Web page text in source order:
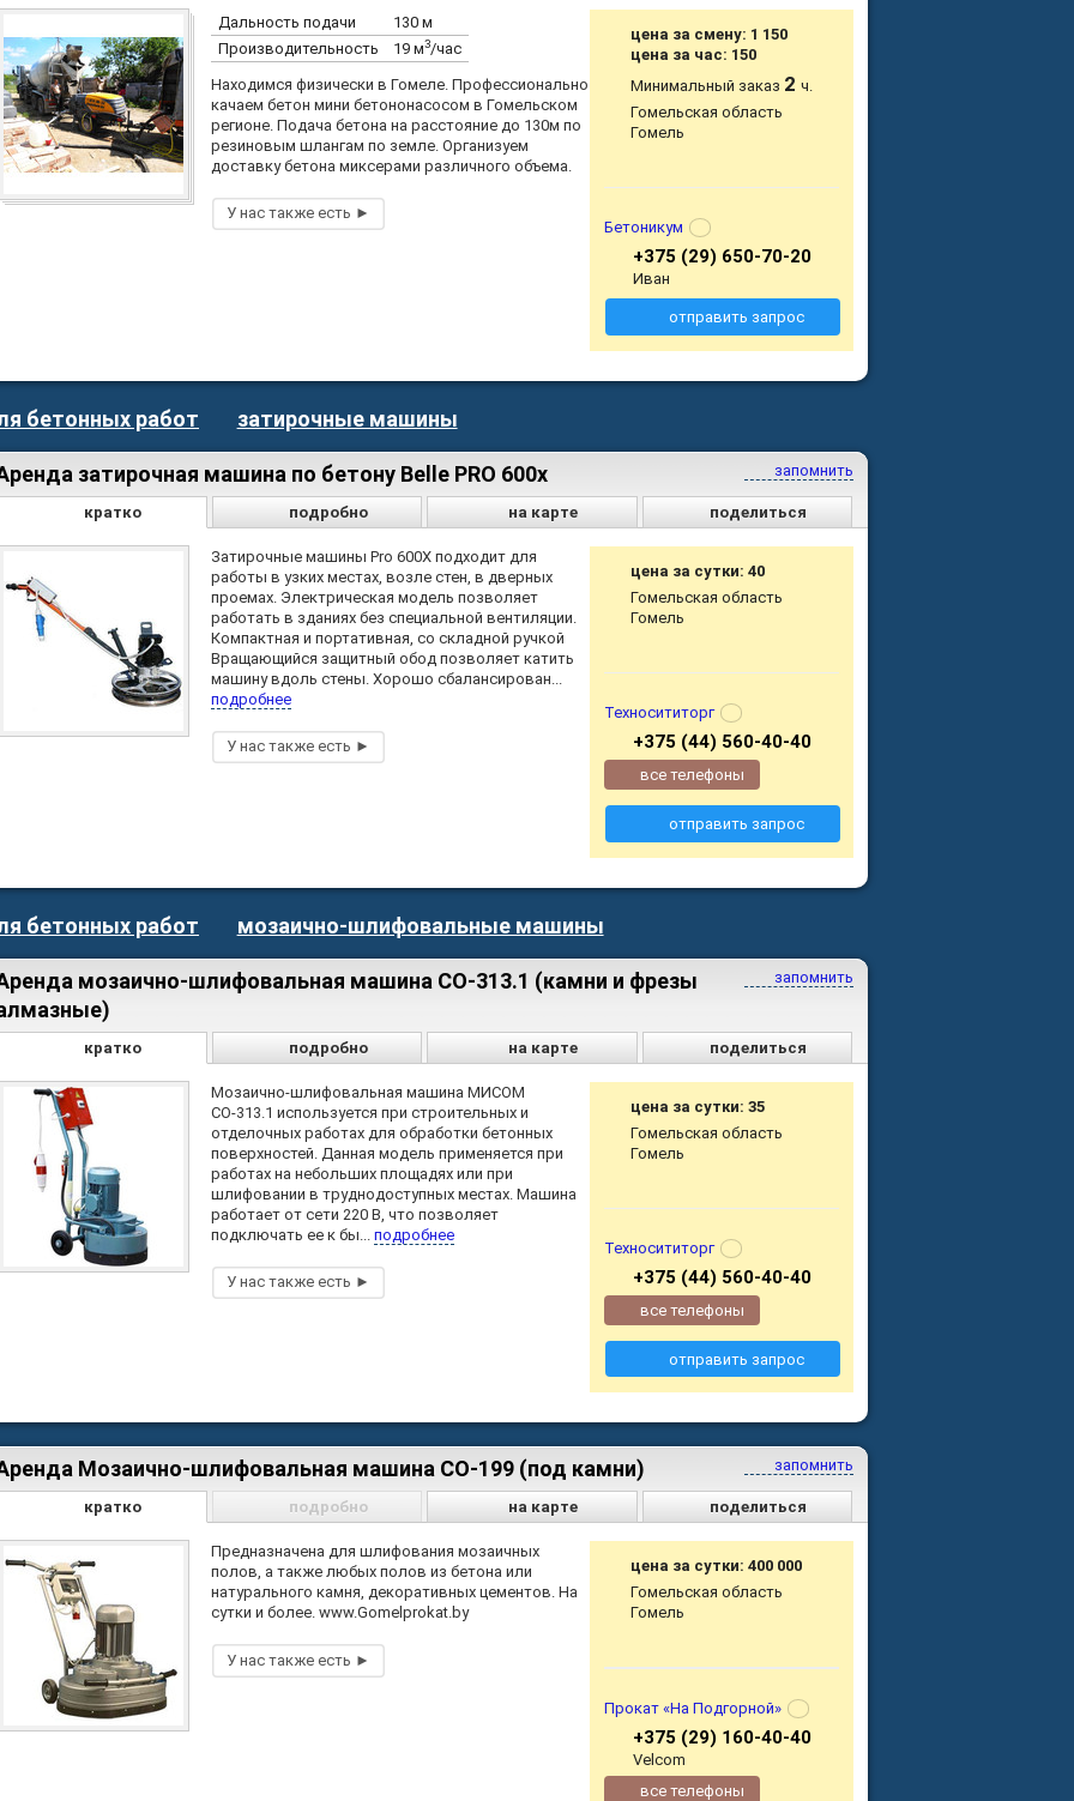
Дальность подачи
130 м
Производительность
19 м3/час
Находимся физически в Гомеле. Профессионально
качаем бетон мини бетононасосом в Гомельском
регионе. Подача бетона на расстояние до 130м по
резиновым шлангам по земле. Организуем
доставку бетона миксерами различного объема.
цена за смену: 1 150
цена за час: 150
Минимальный заказ 2ч.
Гомельская область
Гомель
Бетоникум
+375 (29) 650-70-20
Иван
отправить запрос
бетонных работ затирочные машины
запомнить
затирочная машина по бетону Belle PRO 600x
кратко подробно на карте поделиться
Затирочные машины Pro 600X подходит для
работы в узких местах, возле стен, в дверных
проемах. Электрическая модель позволяет
работать в зданиях без специальной вентиляции.
Компактная и портативная, со складной ручкой
Вращающийся защитный обод позволяет катить
машину вдоль стены. Хорошо сбалансирован...
подробнее
цена за сутки: 40
Гомельская область
Гомель
Техносититорг
+375 (44) 560-40-40
все телефоны
отправить запрос
бетонных работ мозаично-шлифовальные машины
запомнить
мозаично-шлифовальная машина СО-313.1 (камни и фрезы
кратко подробно на карте поделиться
Мозаично-шлифовальная машина МИСОМ
СО-313.1 используется при строительных и
отделочных работах для обработки бетонных
поверхностей. Данная модель применяется при
работах на небольших площадях или при
шлифовании в труднодоступных местах. Машина
работает от сети 220 В, что позволяет
подключать ее к бы... подробнее
цена за сутки: 35
Гомельская область
Гомель
Техносититорг
+375 (44) 560-40-40
все телефоны
отправить запрос
запомнить
Мозаично-шлифовальная машина СО-199 (под камни)
кратко подробно на карте поделиться
Предназначена для шлифования мозаичных
полов, а также любых полов из бетона или
натурального камня, декоративных цементов. На
сутки и более. www.Gomelprokat.by
цена за сутки: 400 000
Гомельская область
Гомель
Прокат «На Подгорной»
+375 (29) 160-40-40
Velcom
все телефоны